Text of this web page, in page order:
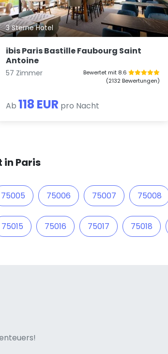
3 Sterne Hotel
ibis Paris Bastille Faubourg Saint
Antoine
57 Zimmer
Bewertet mit 8.6
(2132 Bewertungen)
Ab 118 EUR pro Nacht
in Paris
75005 75006 75007 75008
75015 75016 75017 75018
italiana